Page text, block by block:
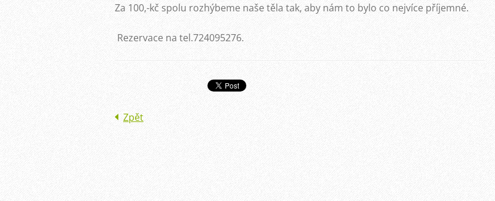
Za 100,-kč spolu rozhýbeme naše těla tak, aby nám to bylo co nejvíce příjemné.
Rezervace na tel.724095276.
Zpět